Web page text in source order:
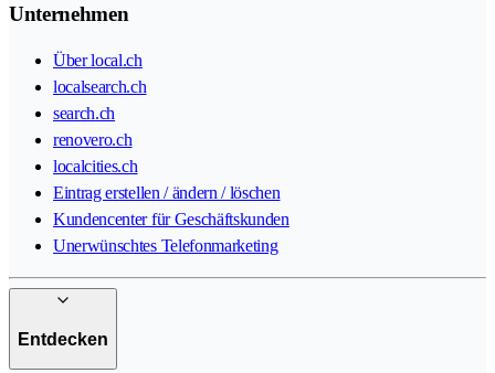
Unternehmen
Über local.ch
localsearch.ch
search.ch
renovero.ch
localcities.ch
Eintrag erstellen / ändern / löschen
Kundencenter für Geschäftskunden
Unerwünschtes Telefonmarketing
Entdecken